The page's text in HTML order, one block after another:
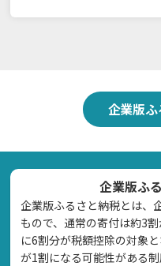
企業版
企業版ふ
企業版ふるさと納税とは、
もので、通常の寄付は約3
に6割分が税額控除の対象
が1割になる可能性がある制